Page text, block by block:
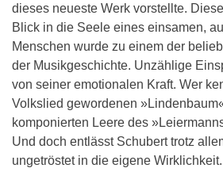
dieses neueste Werk vorstellte.
Blick in die Seele eines einsamen,
Menschen wurde zu einem der
der Musikgeschichte. Unzählige
von seiner emotionalen Kraft. Wer
Volkslied gewordenen
komponierten Leere des
Und doch entlässt Schubert trotz
ungetröstet in die eigene Wirklichkeit.